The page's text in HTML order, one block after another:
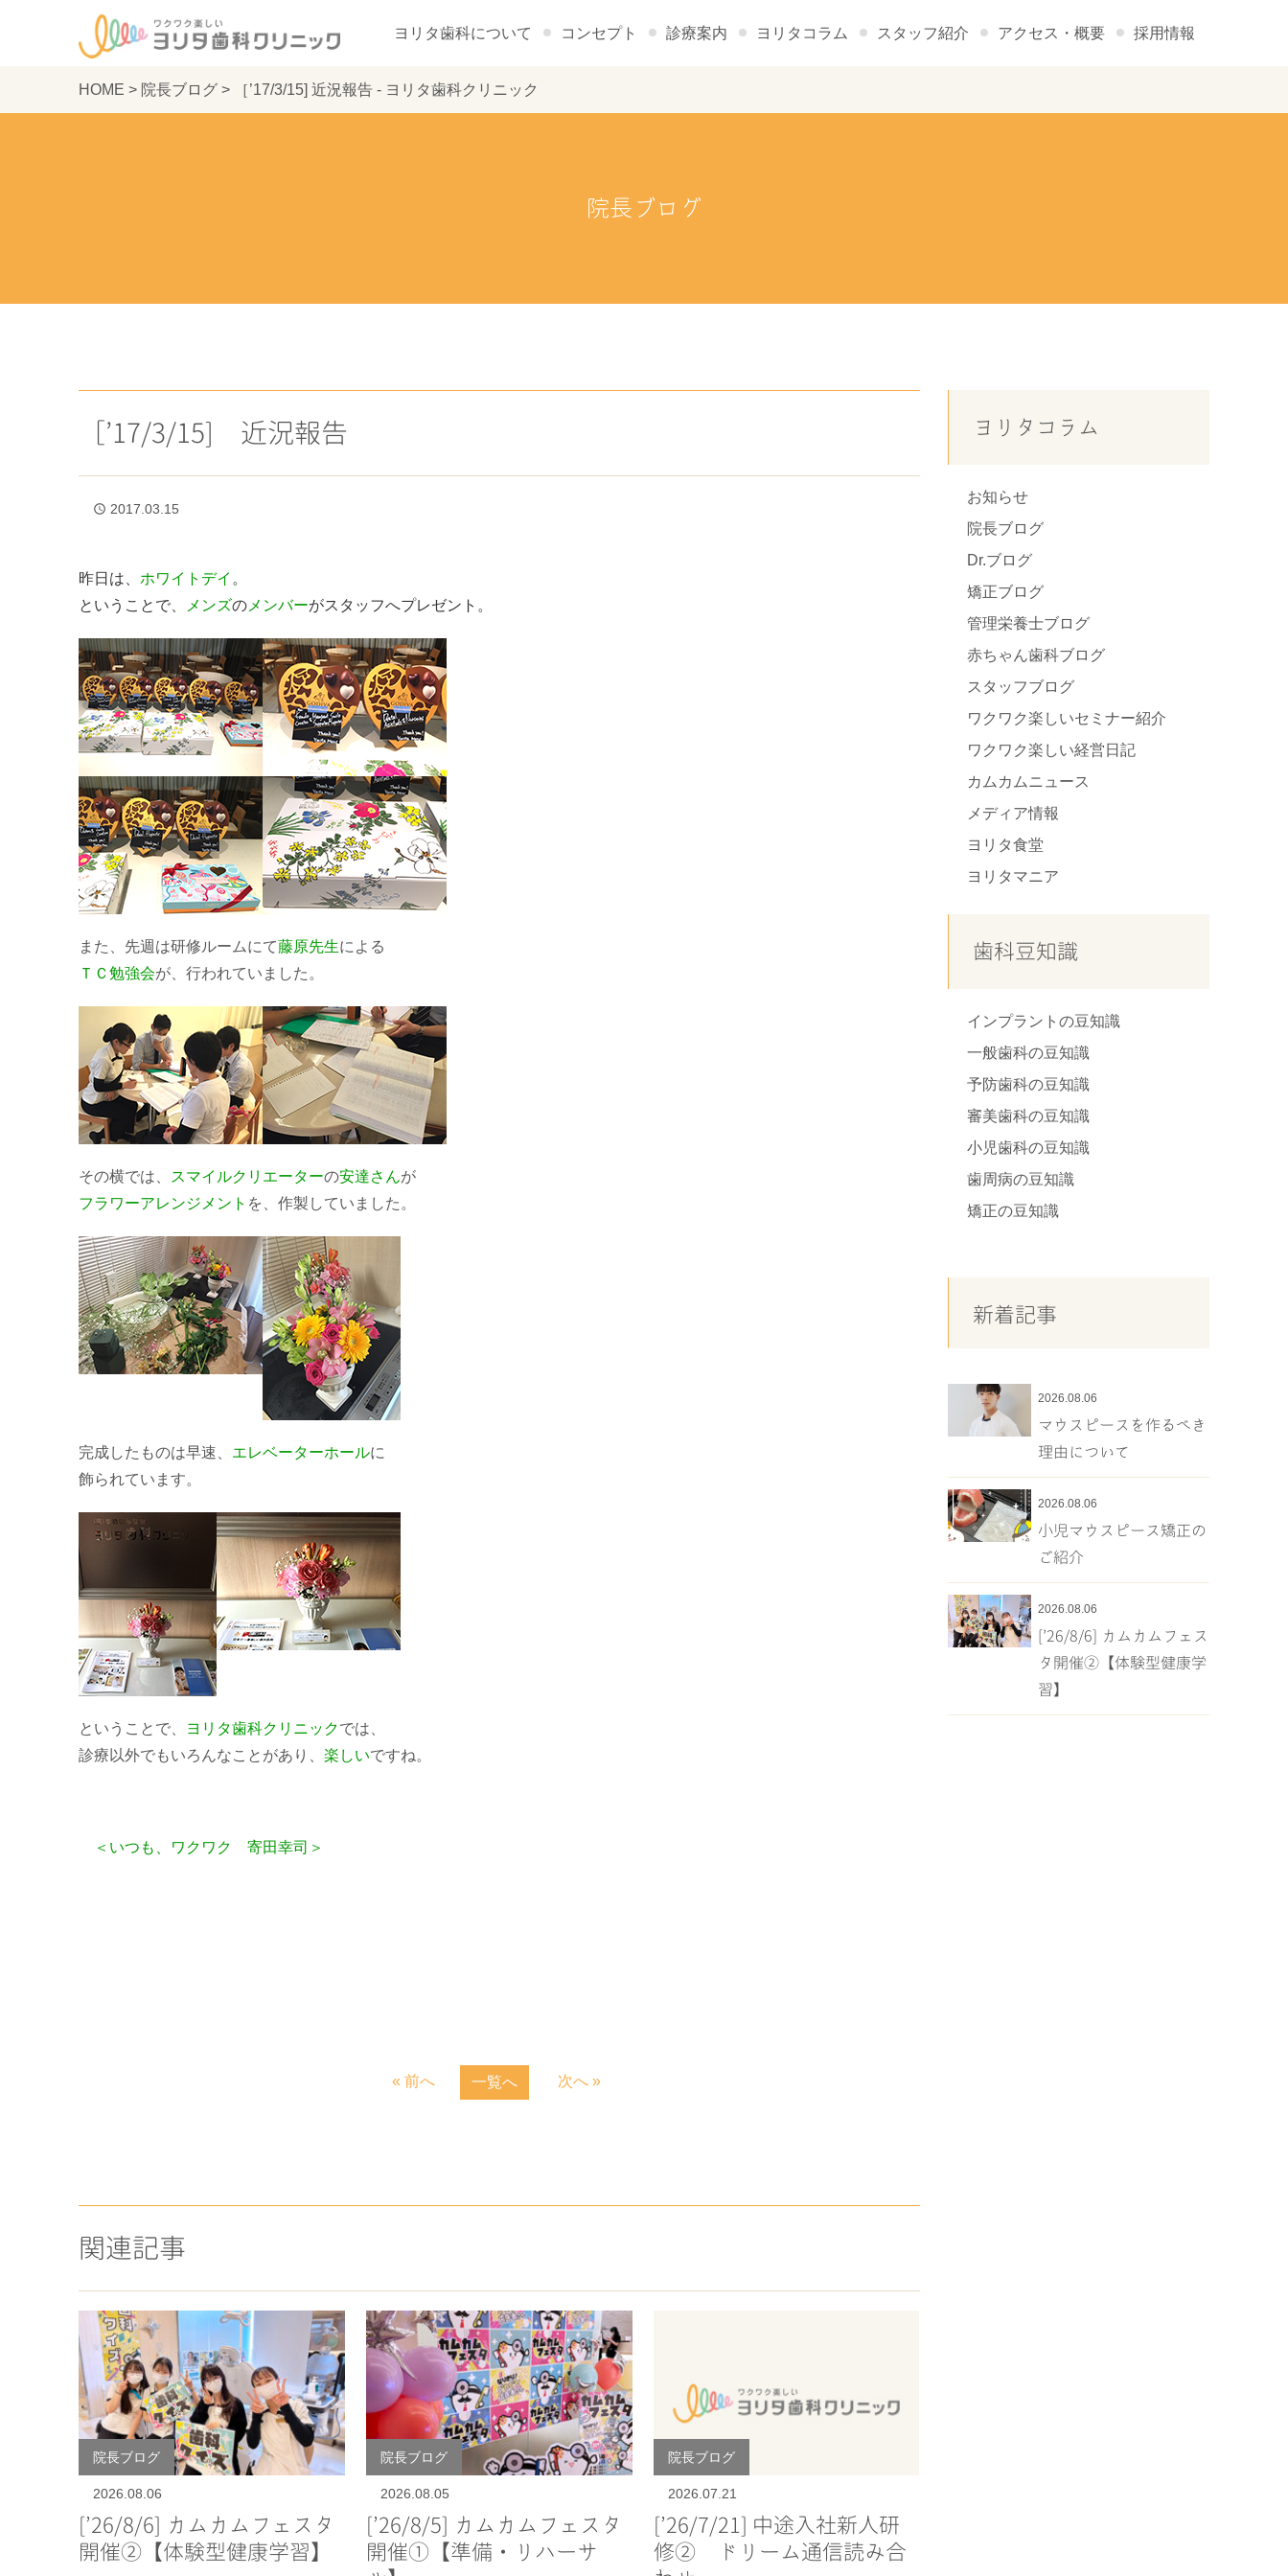
ヨリタ歯科について コンセプト 診療案内 ヨリタコラム スタッフ紹介 アクセス・概要 採用情報
HOME > 院長ブログ > ［’17/3/15] 近況報告 - ヨリタ歯科クリニック
院長ブログ
［’17/3/15] 近況報告
access_time 2017.03.15
昨日は、 ホワイトデイ 。
ということで、
メンズの メンバーがスタッフへプレゼント。
また、先週は研修ルームにて藤原先生による
ＴＣ勉強会が、行われていました。
その横では、 スマイルクリエーターの安達さんが
フラワーアレンジメント を、作製していました。
完成したものは早速、 エレベーターホールに
飾られています。
ということで、 ヨリタ歯科クリニックでは、
診療以外でもいろんなことがあり、 楽しいですね。
＜いつも、ワクワク 寄田幸司＞
« 前へ 一覧へ 次へ »
関連記事
院長ブログ
2026.08.06
[’26/8/6] カムカムフェスタ
開催②【体験型健康学習】
院長ブログ
2026.08.05
[’26/8/5] カムカムフェスタ
開催①【準備・リハーサ
院長ブログ
2026.07.21
[’26/7/21] 中途入社新人研
修② ドリーム通信読み合
ヨリタコラム
お知らせ
院長ブログ
Dr.ブログ
矯正ブログ
管理栄養士ブログ
赤ちゃん歯科ブログ
スタッフブログ
ワクワク楽しいセミナー紹介
ワクワク楽しい経営日記
カムカムニュース
メディア情報
ヨリタ食堂
ヨリタマニア
歯科豆知識
インプラントの豆知識
一般歯科の豆知識
予防歯科の豆知識
審美歯科の豆知識
小児歯科の豆知識
歯周病の豆知識
矯正の豆知識
新着記事
2026.08.06
マウスピースを作るべき
理由について
2026.08.06
小児マウスピース矯正の
ご紹介
2026.08.06
[’26/8/6] カムカムフェス
タ開催②【体験型健康学
習】